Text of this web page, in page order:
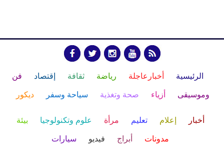
الرئيسية أخبارعاجلة رياضة ثقافة إقتصاد فن
وموسيقى أزياء صحة وتغذية سياحة وسفر ديكور
أخبار إعلام تعليم مرأة علوم وتكنولوجيا بيئة
مدونات أبراج فيديو سيارات